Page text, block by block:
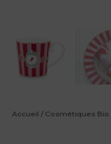
Accueil / Cosmétiques Bio